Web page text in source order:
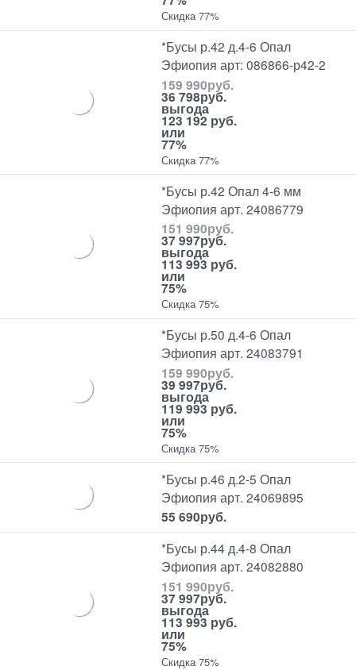
Скидка 77%
*Бусы р.42 д.4-6 Опал
Эфиопия арт: 086866-р42-2
159 990руб.
36 798руб.
выгода
123 192 руб.
или
77%
Скидка 77%
*Бусы р.42 Опал 4-6 мм
Эфиопия арт. 24086779
151 990руб.
37 997руб.
выгода
113 993 руб.
или
75%
Скидка 75%
*Бусы р.50 д.4-6 Опал
Эфиопия арт. 24083791
159 990руб.
39 997руб.
выгода
119 993 руб.
или
75%
Скидка 75%
*Бусы р.46 д.2-5 Опал
Эфиопия арт. 24069895
55 690руб.
*Бусы р.44 д.4-8 Опал
Эфиопия арт. 24082880
151 990руб.
37 997руб.
выгода
113 993 руб.
или
75%
Скидка 75%